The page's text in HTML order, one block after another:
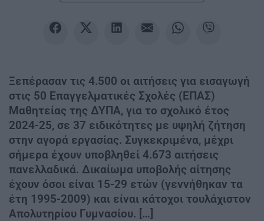
Ξεπέρασαν τις 4.500 οι αιτήσεις για εισαγωγή
στις 50 Επαγγελματικές Σχολές (ΕΠΑΣ)
Μαθητείας της ΔΥΠΑ, για το σχολικό έτος
2024-25, σε 37 ειδικότητες με υψηλή ζήτηση
στην αγορά εργασίας. Συγκεκριμένα, μέχρι
σήμερα έχουν υποβληθεί 4.673 αιτήσεις
πανελλαδικά. Δικαίωμα υποβολής αίτησης
έχουν όσοι είναι 15-29 ετών (γεννήθηκαν τα
έτη 1995-2009) και είναι κάτοχοι τουλάχιστον
Απολυτηρίου Γυμνασίου. […]